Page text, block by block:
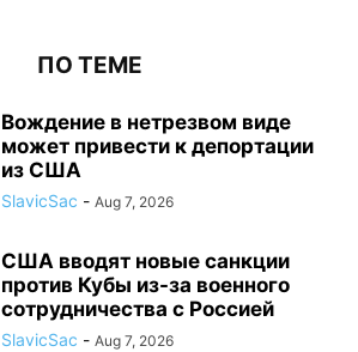
ПО ТЕМЕ
Вождение в нетрезвом виде
может привести к депортации
из США
SlavicSac - Aug 7, 2026
США вводят новые санкции
против Кубы из-за военного
сотрудничества с Россией
SlavicSac - Aug 7, 2026